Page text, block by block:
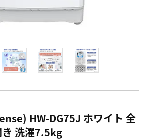
HW-DG75J ホワイト 全
き 洗濯7.5kg